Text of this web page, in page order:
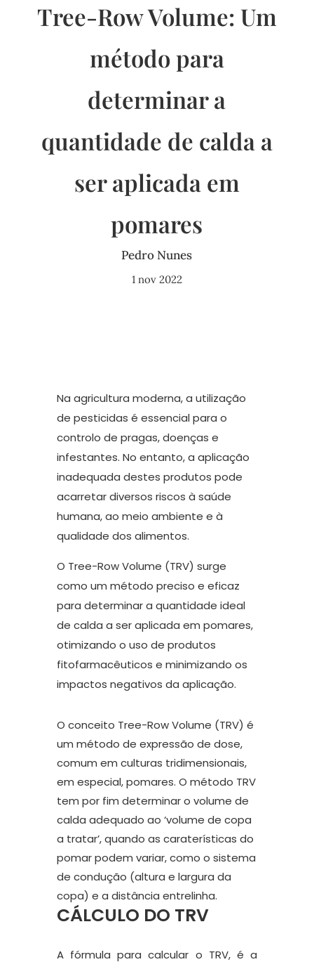
Tree-Row Volume: Um
método para
determinar a
quantidade de calda a
ser aplicada em
pomares
Pedro Nunes
1 nov 2022
Na agricultura moderna, a utilização
de pesticidas é essencial para o
controlo de pragas, doenças e
infestantes. No entanto, a aplicação
inadequada destes produtos pode
acarretar diversos riscos à saúde
humana, ao meio ambiente e à
qualidade dos alimentos.
O Tree-Row Volume (TRV) surge
como um método preciso e eficaz
para determinar a quantidade ideal
de calda a ser aplicada em pomares,
otimizando o uso de produtos
fitofarmacêuticos e minimizando os
impactos negativos da aplicação.
O conceito Tree-Row Volume (TRV) é
um método de expressão de dose,
comum em culturas tridimensionais,
em especial, pomares. O método TRV
tem por fim determinar o volume de
calda adequado ao ‘volume de copa
a tratar’, quando as caraterísticas do
pomar podem variar, como o sistema
de condução (altura e largura da
copa) e a distância entrelinha.
CÁLCULO DO TRV
A fórmula para calcular o TRV, é a